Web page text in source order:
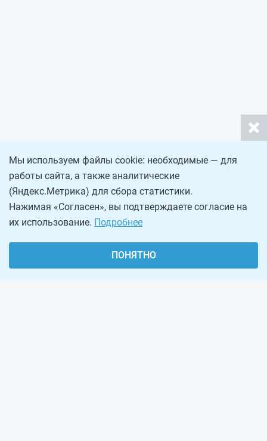
Мы используем файлы cookie: необходимые — для
работы сайта, а также аналитические
(Яндекс.Метрика) для сбора статистики.
Нажимая «Согласен», вы подтверждаете согласие на
их использование. Подробнее
ПОНЯТНО